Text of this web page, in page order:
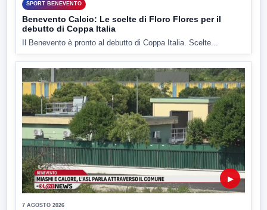
SPORT BENEVENTO
Benevento Calcio: Le scelte di Floro Flores per il
debutto di Coppa Italia
Il Benevento è pronto al debutto di Coppa Italia. Scelte...
▶
7 AGOSTO 2026